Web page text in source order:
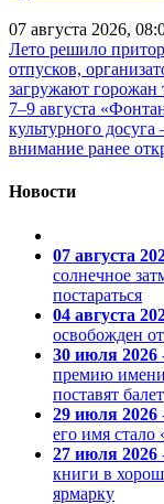
07 августа 2026,
Лето решило
отпусков,
загружают
7–9 августа
культурного
внимание ранее
Новости
07 августа
солнечное
постараться
04 августа
освобожден
30 июля 2026
премию
поставят балет
29 июля 2026
его имя
27 июля 2026
книги в
ярмарку